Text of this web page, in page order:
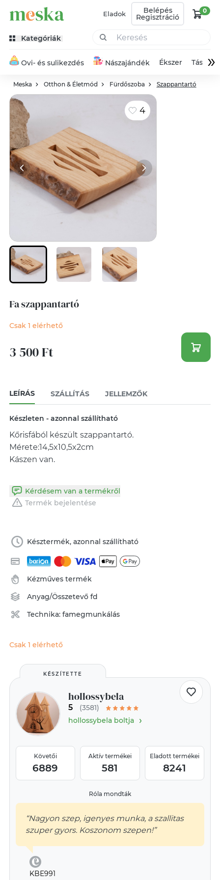
Eladok Belépés
Regisztráció
0
Kategóriák
Ovi- és sulikezdés Nászajándék Ékszer Táska»
Meska Otthon & Életmód Fürdőszoba Szappantartó
4
Fa szappantartó
Csak 1 elérhető
3 500 Ft
LEÍRÁS SZÁLLÍTÁS JELLEMZŐK
Készleten - azonnal szállítható
Kőrisfából készült szappantartó.
Mérete:14,5x10,5x2cm
Kászen van.
Kérdésem van a termékről
Termék bejelentése
Késztermék, azonnal szállítható
Kézműves termék
Anyag/Összetevőfd
Technika:famegmunkálás
Csak 1 elérhető
KÉSZÍTETTE
hollossybela
5
(3581)
hollossybela boltja›
Követői
6889
Aktív termékei
581
Eladott termékei
8241
Róla mondták
“Nagyon szep, igenyes munka, a szallitas
szuper gyors. Koszonom szepen!”
KBE991